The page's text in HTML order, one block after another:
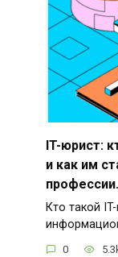
IT-юрист:
и как им
профессии.
Кто такой
0